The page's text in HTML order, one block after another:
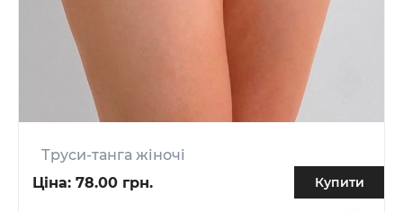
Труси-танга жіночі
Ціна: 78.00 грн. Купити